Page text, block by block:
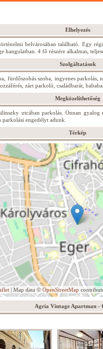
Elhelyezés
belvárosában található. Egy
hangulatban. 4 fő részére alkalmas,
Szolgáltatások
fürdőszobás szoba, ingyenes parkolás,
zárt parkoló, családbarát,
Megközelíthetőség
utcában parkolás. Onnan gyalog
parkolási engedélyt adunk.
Térkép
| Map data © OpenStreetMap
Agria Vintage Apartman -